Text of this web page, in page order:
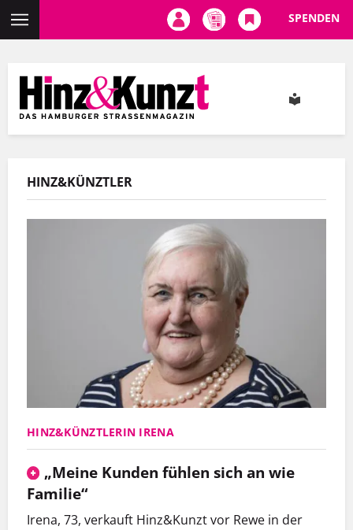
Inhalt
SPENDEN
HINZ&KÜNZTLER
HINZ&KÜNZTLERIN IRENA
„Meine Kunden fühlen sich an wie
Familie“
Irena, 73, verkauft Hinz&Kunzt vor Rewe in der